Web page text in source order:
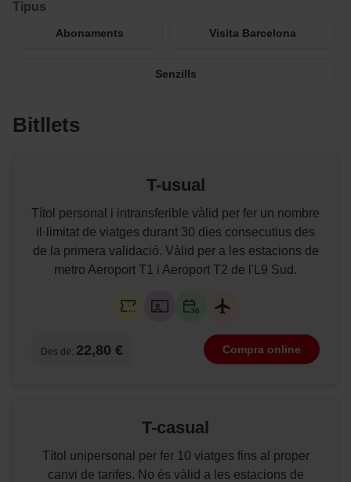
Tipus
Abonaments Visita Barcelona
Senzills
Bitllets
T-usual
Títol personal i intransferible vàlid per fer un nombre
il·limitat de viatges durant 30 dies consecutius des
de la primera validació. Vàlid per a les estacions de
metro Aeroport T1 i Aeroport T2 de l'L9 Sud.
Des de: 22,80 € Compra online
T-casual
Títol unipersonal per fer 10 viatges fins al proper
canvi de tarifes. No és vàlid a les estacions de